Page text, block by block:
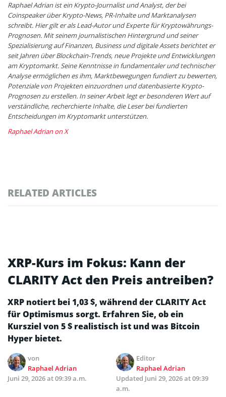
Raphael Adrian ist ein Krypto-Journalist und Analyst, der bei
Coinspeaker über Krypto-News, PR-Inhalte und Marktanalysen
schreibt. Hier gilt er als Lead-Autor und Experte für Kryptowährungs-
Prognosen. Mit seinem journalistischen Hintergrund und seiner
Spezialisierung auf Finanzen, Business und digitale Assets berichtet er
seit Jahren über Blockchain-Trends, neue Projekte und Entwicklungen
am Kryptomarkt. Seine Kenntnisse in fundamentaler und technischer
Analyse ermöglichen es ihm, Marktbewegungen fundiert zu bewerten,
Potenziale von Projekten einzuordnen und datenbasierte Krypto-
Prognosen zu erstellen. In seiner Arbeit legt er besonderen Wert auf
verständliche, recherchierte Inhalte, die Leser bei fundierten
Entscheidungen im Kryptomarkt unterstützen.
Raphael Adrian on X
RELATED ARTICLES
XRP-Kurs im Fokus: Kann der
CLARITY Act den Preis antreiben?
XRP notiert bei 1,03 $, während der CLARITY Act
für Optimismus sorgt. Erfahren Sie, ob ein
Kursziel von 5 $ realistisch ist und was Bitcoin
Hyper bietet.
von
Raphael Adrian
Editor
Raphael Adrian
Juni 29, 2026 at 09:39 a.m.
Updated Juni 29, 2026 at 09:39
a.m.